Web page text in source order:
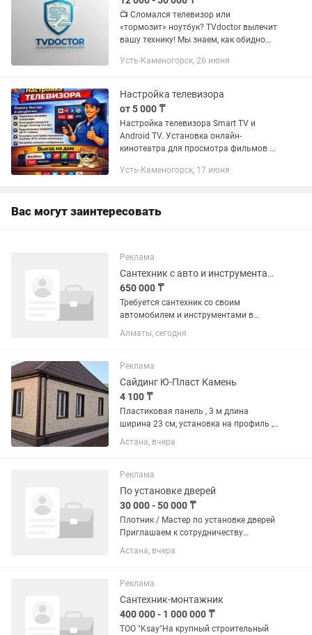
📺 Сломался телевизор или
«тормозит» ноутбук? TVdoctor вылечит
вашу технику! Мы знаем, как обидно
рабочего инструмента в самый
сервисный...
Усть-Каменогорск, 26 июня
Настройка телевизора
от 5 000 ₸
Настройка телевизора Smart TV и
Android TV. Установка онлайн-
кинотеатра для просмотра фильмов и
абонентской платы. ВСЁ ЭТО
Усть-Каменогорск, 17 июня
Вас могут заинтересовать
Реклама
Сантехник с авто и инструментами
650 000 ₸
Требуется сантехник со своим
автомобилем и инструментами в
частной аварийную компанию по
обслуживанию населения
монтаж и все работы касающиеся
канализации водопровод...
Алматы, сегодня
Реклама
Сайдинг Ю-Пласт Камень
4 100 ₸
Пластиковая панель , 3 м длина
ширина 23 см, установка на профиль ,
легкий , гибкий , прост а монтаже , не
поддерживает горение
Астана, вчера
Реклама
По установке дверей
30 000 - 50 000 ₸
Плотник / Мастер по установке дверей
Приглашаем к сотрудничеству
опытных плотников для выполнения
заказов через приложение Яндекс. Что
межкомнатных и входных дверей;
•монтаж...
Астана, вчера
Реклама
Сантехник-монтажник
400 000 - 1 000 000 ₸
ТОО "Ksay"На крупный строительный